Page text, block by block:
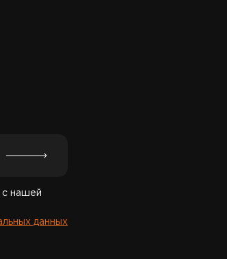
с нашей
данных